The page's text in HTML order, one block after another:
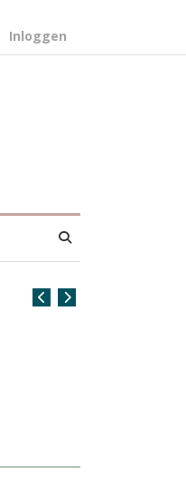
Inloggen
Coffee with the